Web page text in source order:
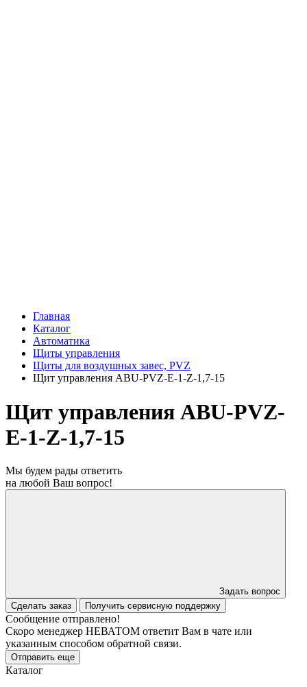
Главная
Каталог
Автоматика
Щиты управления
Щиты для воздушных завес, PVZ
Щит управления ABU-PVZ-E-1-Z-1,7-15
Щит управления ABU-PVZ-
E-1-Z-1,7-15
Мы будем рады ответить
на любой Ваш вопрос!
Задать вопрос
Сделать заказ
Получить сервисную поддержку
Сообщение отправлено!
Скоро менеджер НЕВАТОМ ответит Вам в чате или
указанным способом обратной связи.
Отправить еще
Каталог